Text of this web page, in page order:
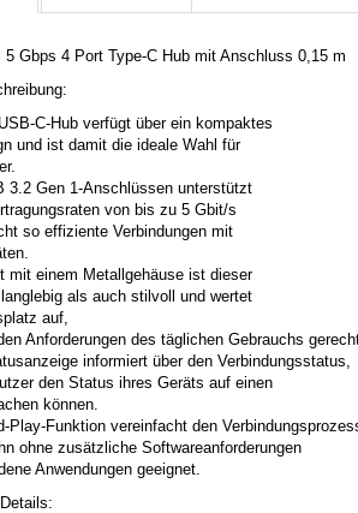
5 Gbps 4 Port Type-C Hub mit Anschluss 0,15 m
C-Hub verfügt über ein kompaktes
und ist damit die ideale Wahl für
3.2 Gen 1-Anschlüssen unterstützt
von bis zu 5 Gbit/s
so effiziente Verbindungen mit
mit einem Metallgehäuse ist dieser
als auch stilvoll und wertet
auf,
Anforderungen des täglichen Gebrauchs
informiert über den Verbindungsstatus,
den Status ihres Geräts auf einen
können.
Play-Funktion vereinfacht den
ohne zusätzliche Softwareanforderungen
Anwendungen geeignet.